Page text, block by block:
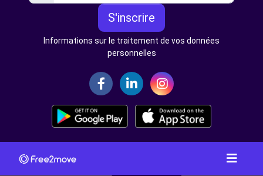
S'inscrire
Informations sur le traitement de vos données
personnelles